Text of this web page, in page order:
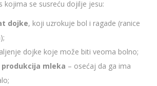
kojima se susreću dojilje jesu:
dojke, koji uzrokuje bol i ragade (ranice
dojke koje može biti veoma bolno;
mleka – osećaj da ga ima